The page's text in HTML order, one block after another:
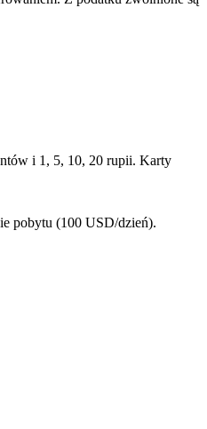
i 1, 5, 10, 20 rupii. Karty
pobytu (100 USD/dzień).